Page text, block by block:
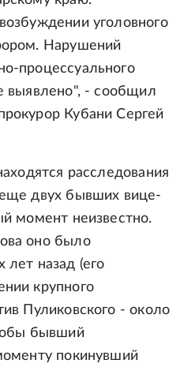
уголовного
Нарушений
процессуального
выявлено", - сообщил
Кубани Сергей
расследования
двух бывших вице-
момент неизвестно.
оно было
лет назад (его
крупного
Пуликовского - около
бывший
покинувший